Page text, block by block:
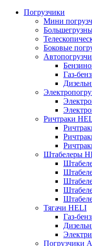
Погрузчики
Мини
Боковые
Газ-
Ричтраки
Штабелеры
Тягачи HELI
Газ-
Погрузчики